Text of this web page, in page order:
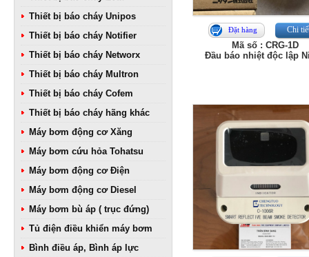
Thiết bị báo cháy Unipos
Thiết bị báo cháy Notifier
Thiết bị báo cháy Networx
Thiết bị báo cháy Multron
Thiết bị báo cháy Cofem
Thiết bị báo cháy hãng khác
Máy bơm động cơ Xăng
Máy bơm cứu hỏa Tohatsu
Máy bơm động cơ Điện
Máy bơm động cơ Diesel
Máy bơm bù áp ( trục đứng)
Tủ điện điều khiển máy bơm
Bình điều áp, Bình áp lực
Đặt hàng Chi
Mã số : CRG-1D
Đầu báo nhiệt độc lập